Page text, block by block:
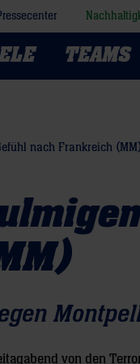
TEAMS
nach Frankreich (MM)
von den